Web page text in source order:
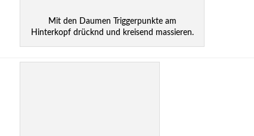
Mit den Daumen Triggerpunkte am
Hinterkopf drücknd und kreisend massieren.